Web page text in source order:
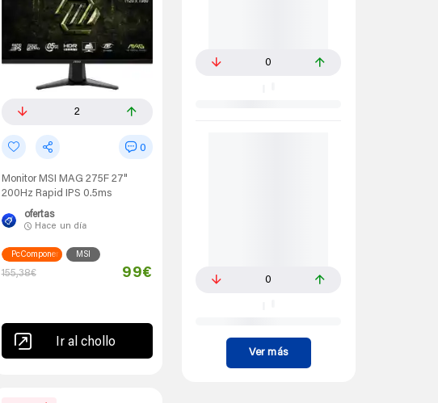
2
0
Monitor MSI MAG 275F 27"
200Hz Rapid IPS 0.5ms
ofertas
Hace un día
PcComponentes MSI
155,38€ 99€
Ir al chollo
0
0
Ver más